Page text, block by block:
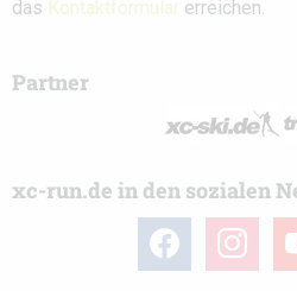
das Kontaktformular erreichen.
Partner
xc-run.de in den sozialen
facebook instagram